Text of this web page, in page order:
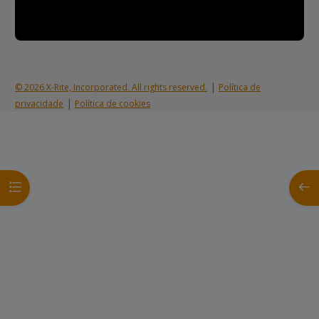
Abrir índice da disciplina
© 2026 X-Rite, Incorporated. All rights reserved. | Política de
privacidade | Política de cookies